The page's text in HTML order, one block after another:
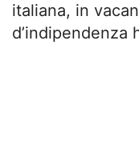
italiana, in
d’indipendenza